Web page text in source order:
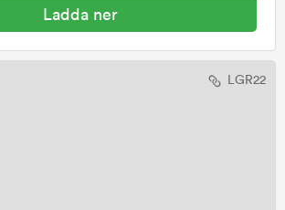
Ladda ner
LGR22